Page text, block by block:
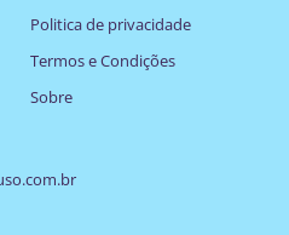
Politica de privacidade
Termos e Condições
Sobre